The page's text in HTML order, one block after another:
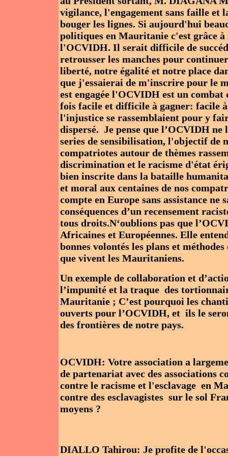
vigilance, l'engagement sans faille
bouger les lignes. Si aujourd'hui
politiques en Mauritanie c'est grâce
l'OCVIDH. Il serait difficile de
retrousser les manches pour
liberté, notre égalité et notre place
que j'essaierai de m'inscrire pour le
est engagée l'OCVIDH est un
fois facile et difficile à gagner: facile
l'injustice se rassemblaient pour y
dispersé. Je pense que l’OCVIDH
series de sensibilisation, l'objectif de
compatriotes autour de thèmes
discrimination et le racisme d'état
bien inscrite dans la bataille
et moral aux centaines de nos
compte en Europe sans assistance ne
conséquences d’un recensement
tous droits.N‘oublions pas que
Africaines et Européennes. Elle
bonnes volontés les plans et
que vivent les Mauritaniens.
Un exemple de collaboration et
l’impunité et la traque des
Mauritanie ; C’est pourquoi les
ouverts pour l’OCVIDH, et ils le
des frontières de notre pays.
OCVIDH: Votre association a
de partenariat avec des associations
contre le racisme et l'esclavage en
contre des esclavagistes sur le sol
moyens ?
DIALLO Tahirou: Je profite de